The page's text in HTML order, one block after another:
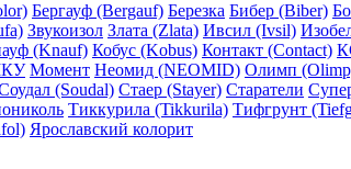
Бергауф (Bergauf) Березка Бибер (Biber)
Звукоизол Злата (Zlata) Ивсил (Ivsil)
(Knauf) Кобус (Kobus) Контакт (Contact)
Момент Неомид (NEOMID) Олимп
(Soudal) Стаер (Stayer) Старатели
Тиккурила (Tikkurila) Тифгрунт
Ярославский колорит